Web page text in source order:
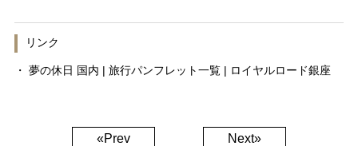
リンク
・ 夢の休日 国内 | 旅行パンフレット一覧 | ロイヤルロード銀座
«Prev Next»